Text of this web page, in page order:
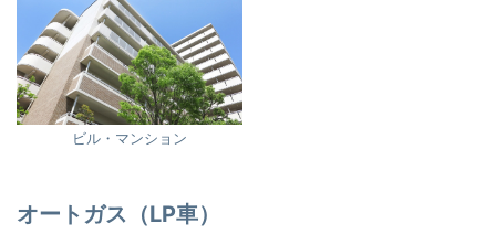
ビル・マンション
オートガス（LP車）